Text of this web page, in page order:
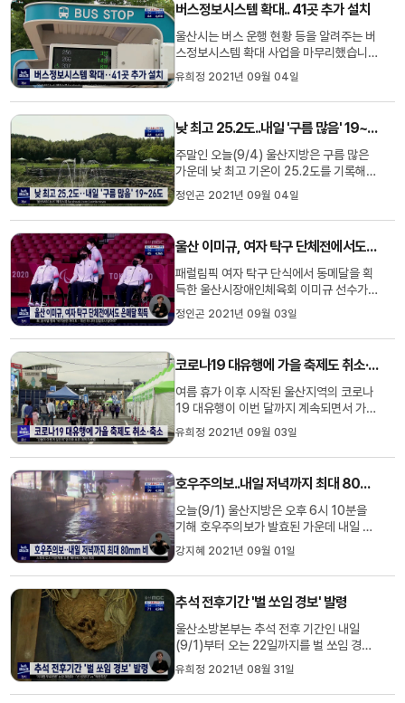
간 흐린 날씨가 이어지겠고 모레 또 다시 비
소식이 있겠다고 예보했습...
버스정보시스템 확대.. 41곳 추가 설치
울산시는 버스 운행 현황 등을 알려주는 버
스정보시스템 확대 사업을 마무리했습니
다. 지역 버스 정류소 41곳에 버스정보 단
말기를 추가로 설치했으며, 노후된 단말기
24대는 교체됐습니다. 새로 설치된 단말기
등 환경 정보도 안내하며, 장애인을 위한
음성 서비스도 제공됩니다....
유희정 2021년 09월 04일
낮 최고 25.2도..내일 '구름 많음' 19~26도
주말인 오늘(9/4) 울산지방은 구름 많은
가운데 낮 최고 기온이 25.2도를 기록해
어제보다 3도 가량 높았습니다. 일요일인
내일도 대체로 구름 많겠고 아침 최저 19
도, 낮 최고 26도로 평년과 비슷한 기온분
비소식 없이 구름 많고 흐린 날씨가 이어지
겠다고 예보했습니다.
정인곤 2021년 09월 04일
울산 이미규, 여자 탁구 단체전에서도 은메달 획득
패럴림픽 여자 탁구 단식에서 동메달을 획
득한 울산시장애인체육회 이미규 선수가
단체전에서는 은메달을 목에 걸었습니다.
이미규, 서수연, 윤지유로 구성된 우리 대
표팀은 어제(9/3) 중국과의 여자탁구 단체
선수들은 4년 뒤 파리에서는 목에 걸린 메
달은 금빛으로 바꾸겠다고 다...
정인곤 2021년 09월 03일
코로나19 대유행에 가을 축제도 취소·축소
여름 휴가 이후 시작된 울산지역의 코로나
19 대유행이 이번 달까지 계속되면서 가을
철에 열릴 예정이었던 지자체들의 각종 축
제가 취소되거나 규모를 줄이고 있습니다.
중구 마두희축제와 남구 고래축제는 지난
가, 코로나19 유행이 계속되자 올해 축제
자체를 취소하기로 결정했습...
유희정 2021년 09월 03일
호우주의보..내일 저녁까지 최대 80mm 비
오늘(9/1) 울산지방은 오후 6시 10분을
기해 호우주의보가 발효된 가운데 내일 저
녁까지 최대 80mm의 비가 내리겠습니다.
특히 오늘 밤에는 천둥,번개를 동반한 시간
당 최대 50mm의 많은 비가 오겠습니다.
울산앞바다에는 현재 풍랑주의보가 내려져
있어 해안가 시설물 관리에 주의가 필요합
니다.
강지혜 2021년 09월 01일
추석 전후기간 '벌 쏘임 경보' 발령
울산소방본부는 추석 전후 기간인 내일
(9/1)부터 오는 22일까지를 벌 쏘임 경보
기간으로 지정했습니다. 소방본부는 이 기
간 동안 벌초와 성묘 등 야외 활동이 늘어나
면서 벌 쏘임 사고도 증가할 것으로 우려된
유희정 2021년 08월 31일